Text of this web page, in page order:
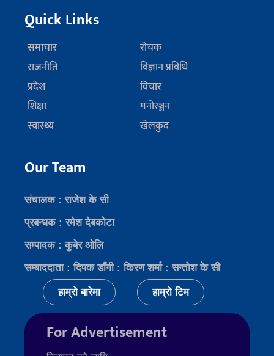
Quick Links
समाचार
राजनीति
प्रदेश
शिक्षा
स्वास्थ्य
रोचक
विज्ञान प्रविधि
विचार
मनोरञ्जन
खेलकुद
Our Team
संचालक : राजेश के सी
प्रबन्धक : रमेश देबकोटा
सम्पादक : कुबेर ओलि
सम्बाददाता : दिपक डाँगी : किरण शर्मा : सन्तोश के सी
हाम्रो बारेमा हाम्रो टिम
For Advertisement